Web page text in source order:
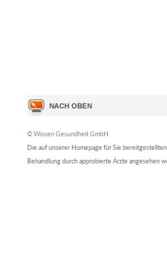
© Wissen Gesundheit GmbH
Die auf unserer Homepage für Sie
Behandlung durch approbierte Ärzte angesehen